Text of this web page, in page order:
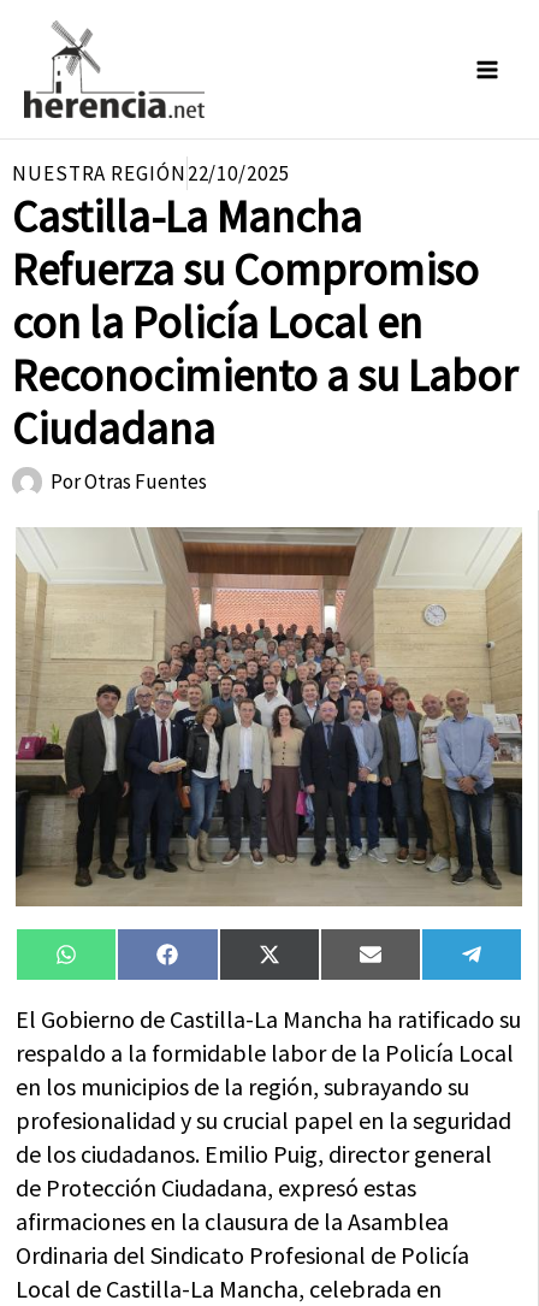
contenido
NUESTRA REGIÓN22/10/2025
Castilla-La Mancha
Refuerza su Compromiso
con la Policía Local en
Reconocimiento a su Labor
Ciudadana
PorOtras Fuentes
Compartir
en
WhatsAppCompartir
en
FacebookCompartir
en
X
(Twitter)
Compartir
en
Email
en
El Gobierno de Castilla-La Mancha ha ratificado su
respaldo a la formidable labor de la Policía Local
en los municipios de la región, subrayando su
profesionalidad y su crucial papel en la seguridad
de los ciudadanos. Emilio Puig, director general
de Protección Ciudadana, expresó estas
afirmaciones en la clausura de la Asamblea
Ordinaria del Sindicato Profesional de Policía
Local de Castilla-La Mancha, celebrada en